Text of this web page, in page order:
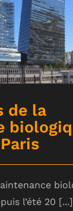
la
Tours Duo
de la
l’été 20 [...]